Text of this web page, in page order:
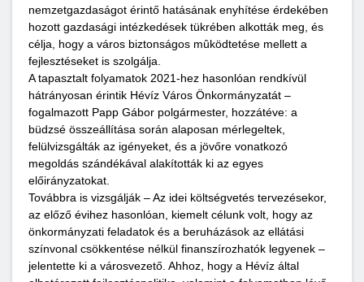
nemzetgazdaságot érintő hatásának enyhítése érdekében
hozott gazdasági intézkedések tükrében alkották meg, és
célja, hogy a város biztonságos mûködtetése mellett a
fejlesztéseket is szolgálja.
A tapasztalt folyamatok 2021-hez hasonlóan rendkívül
hátrányosan érintik Hévíz Város Önkormányzatát –
fogalmazott Papp Gábor polgármester, hozzátéve: a
büdzsé összeállítása során alaposan mérlegeltek,
felülvizsgálták az igényeket, és a jövőre vonatkozó
megoldás szándékával alakították ki az egyes
előirányzatokat.
Továbbra is vizsgálják – Az idei költségvetés tervezésekor,
az előző évihez hasonlóan, kiemelt célunk volt, hogy az
önkormányzati feladatok és a beruházások az ellátási
színvonal csökkentése nélkül finanszírozhatók legyenek –
jelentette ki a városvezető. Ahhoz, hogy a Hévíz által